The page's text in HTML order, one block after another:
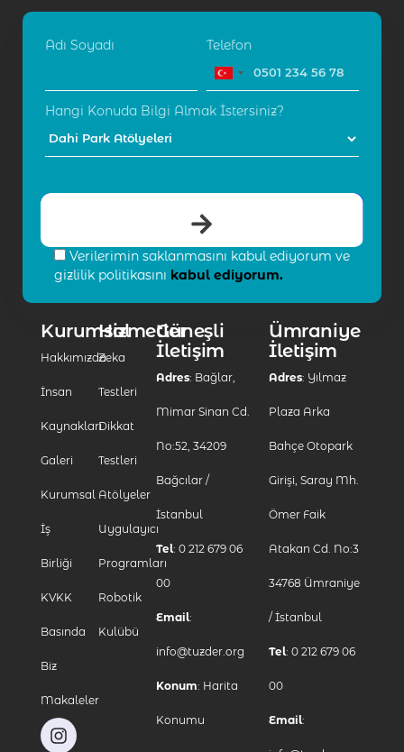
Adı Soyadı Telefon
Hangi Konuda Bilgi Almak İstersiniz?
Verilerimin saklanmasını kabul ediyorum ve
gizlilik politikasını kabul ediyorum.
Kurumsal
Hakkımızda
İnsan
Kaynakları
Galeri
Kurumsal
İş
Birliği
KVKK
Basında
Biz
Makaleler
Hizmetler
Zeka
Testleri
Dikkat
Testleri
Atölyeler
Uygulayıcı
Programları
Robotik
Kulübü
Güneşli
İletişim
Adres: Bağlar,
Mimar Sinan Cd.
No:52, 34209
Bağcılar /
İstanbul
Tel: 0 212 679 06
00
Email:
info@tuzder.org
Konum: Harita
Konumu
Ümraniye
İletişim
Adres: Yılmaz
Plaza Arka
Bahçe Otopark
Girişi, Saray Mh.
Ömer Faik
Atakan Cd. No:3
34768 Ümraniye
/ İstanbul
Tel: 0 212 679 06
00
Email: